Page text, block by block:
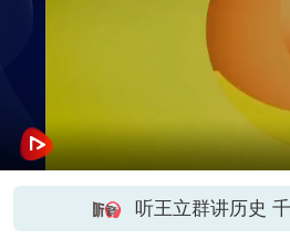
听王立群讲历史